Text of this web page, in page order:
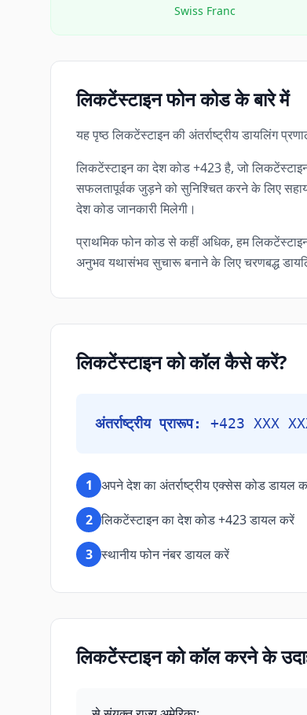
Swiss Franc
लिकटेंस्टाइन फोन कोड के बारे में
यह पृष्ठ लिकटेंस्टाइन की अंतर्राष्ट्रीय डायलिंग
लिकटेंस्टाइन का देश कोड +423 है, जो
सफलतापूर्वक जुड़ने को सुनिश्चित करने के लिए
देश कोड जानकारी मिलेगी।
प्राथमिक फोन कोड से कहीं अधिक, हम
अनुभव यथासंभव सुचारू बनाने के लिए चरणबद्ध
लिकटेंस्टाइन को कॉल कैसे करें?
अंतर्राष्ट्रीय प्रारूप: +423 XXX
1 अपने देश का अंतर्राष्ट्रीय एक्सेस कोड डायल
2 लिकटेंस्टाइन का देश कोड +423 डायल करें
3 स्थानीय फोन नंबर डायल करें
लिकटेंस्टाइन को कॉल करने के